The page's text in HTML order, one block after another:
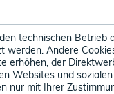
technischen Betrieb
werden. Andere
erhöhen, der
Websites und sozialen
nur mit Ihrer